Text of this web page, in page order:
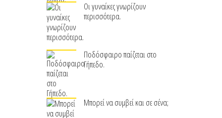
Οι γυναίκες γνωρίζουν
περισσότερα.
Ποδόσφαιρο παίζεται στο
Γήπεδο.
Μπορεί να συμβεί και σε σένα;